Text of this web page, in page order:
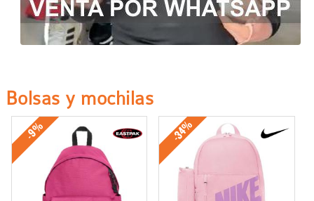
Bolsas y mochilas
-9% -34%